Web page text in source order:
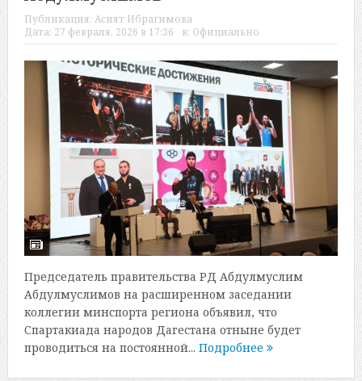
Публикация: Асият Ибрагимова
Дата: 27 февраля, 2026 в 17:36 в: Официально
Председатель правительства РД Абдулмуслим
Абдулмуслимов на расширенном заседании
коллегии минспорта региона объявил, что
Спартакиада народов Дагестана отныне будет
проводиться на постоянной... Подробнее